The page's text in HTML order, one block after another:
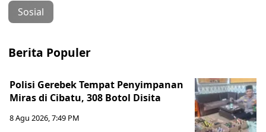
Sosial
Berita Populer
Polisi Gerebek Tempat Penyimpanan
Miras di Cibatu, 308 Botol Disita
8 Agu 2026, 7:49 PM